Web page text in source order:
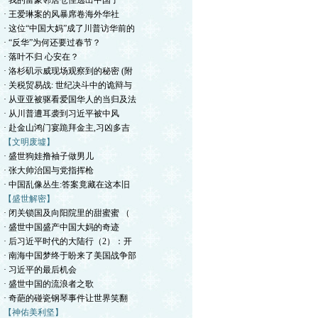
· 王爱琳案的风暴席卷海外华社
· 这位“中国大妈”成了川普访华前的
· “反华”为何还要过春节？
· 落叶不归 心安在？
· 洛杉矶示威现场观察到的秘密 (附
· 关税贸易战: 世纪决斗中的诡辩与
· 从亚亚被驱看爱国华人的当归及法
· 从川普遭耳袭到习近平被中风
· 赴金山鸿门宴跪拜金主,习凶多吉
【文明废墟】
· 盛世狗娃撸袖子做男儿
· 张大帅治国与党指挥枪
· 中国乱像丛生:答案竟藏在这本旧
【盛世解密】
· 闭关锁国及向阳院里的甜蜜蜜 （
· 盛世中国盛产中国大妈的奇迹
· 后习近平时代的大陆行（2）：开
· 南海中国梦终于盼来了美国战争部
· 习近平的最后机会
· 盛世中国的流浪者之歌
· 奇葩的碰瓷钢琴事件让世界笑翻
【神佑美利坚】